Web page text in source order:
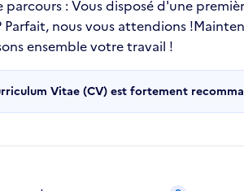
parcours : Vous disposé d'une
Parfait, nous vous attendions
ensemble votre travail !
Vitae (CV) est fortement
de la structure